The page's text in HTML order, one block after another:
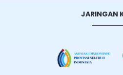
JARINGAN